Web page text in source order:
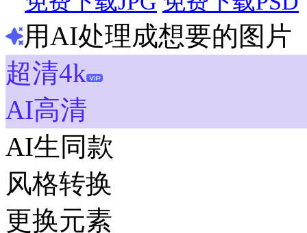
用AI处理成想要的图片
超清4k
AI高清
AI生同款
风格转换
更换元素